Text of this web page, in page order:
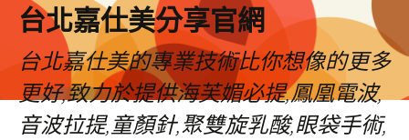
內
台北嘉仕美分享官網
台北嘉仕美的專業技術比你想像的更多
更好,致力於提供海芙媚必提,鳳凰電波,
音波拉提,童顏針,聚雙旋乳酸,眼袋手術,